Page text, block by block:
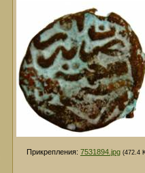
Прикрепления: 7531894.jpg (472.4